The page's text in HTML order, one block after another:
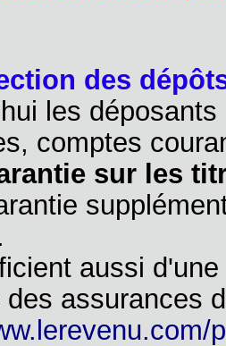
des
les
comptes
sur les
aussi
des assurances